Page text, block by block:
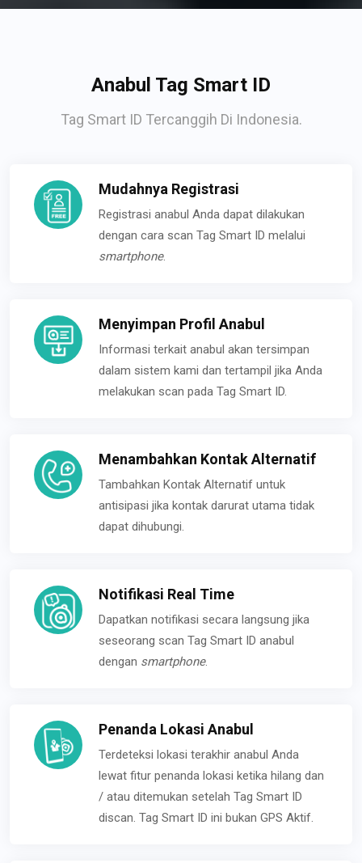
Anabul Tag Smart ID
Tag Smart ID Tercanggih Di Indonesia.
Mudahnya Registrasi
Registrasi anabul Anda dapat dilakukan
dengan cara scan Tag Smart ID melalui
smartphone.
Menyimpan Profil Anabul
Informasi terkait anabul akan tersimpan
dalam sistem kami dan tertampil jika Anda
melakukan scan pada Tag Smart ID.
Menambahkan Kontak Alternatif
Tambahkan Kontak Alternatif untuk
antisipasi jika kontak darurat utama tidak
dapat dihubungi.
Notifikasi Real Time
Dapatkan notifikasi secara langsung jika
seseorang scan Tag Smart ID anabul
dengan smartphone.
Penanda Lokasi Anabul
Terdeteksi lokasi terakhir anabul Anda
lewat fitur penanda lokasi ketika hilang dan
/ atau ditemukan setelah Tag Smart ID
discan. Tag Smart ID ini bukan GPS Aktif.